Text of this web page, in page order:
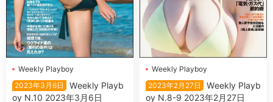
Wеekly Plаyboy
2023年3月6日
Wеekly Plаyb
oy N.10 2023年3月6日
Wеekly Plаyboy
2023年2月27日
Wеekly Plаyb
oy N.8-9 2023年2月27日